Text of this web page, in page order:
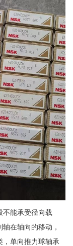
不能承受径向载
在轴向的移动，
，单向推力球轴承